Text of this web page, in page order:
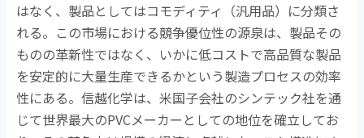
はなく、製品としてはコモディティ（汎用品）に分類さ
れる。この市場における競争優位性の源泉は、製品その
ものの革新性ではなく、いかに低コストで高品質な製品
を安定的に大量生産できるかという製造プロセスの効率
性にある。信越化学は、米国子会社のシンテック社を通
じて世界最大のPVCメーカーとしての地位を確立してお